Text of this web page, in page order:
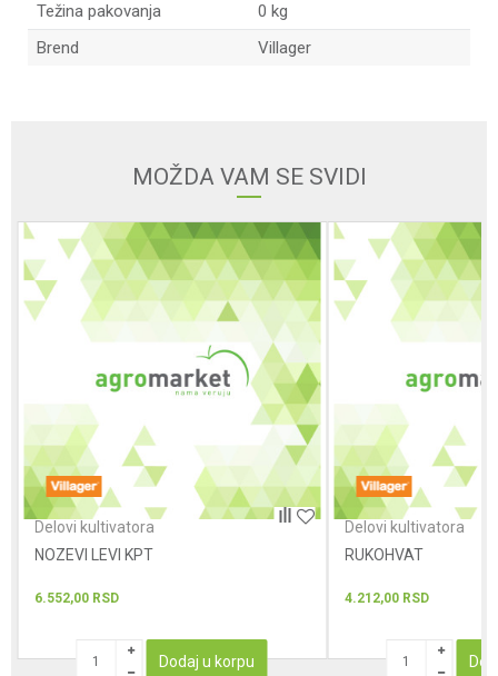
Težina pakovanja
0 kg
Brend
Villager
Poruka
POŠALJI
MOŽDA VAM SE SVIDI
Delovi kultivatora
NOZEVI LEVI KPT
6.552,00 RSD
Dodaj u korpu
Delovi kultivatora
RUKOHVAT
4.212,00 RSD